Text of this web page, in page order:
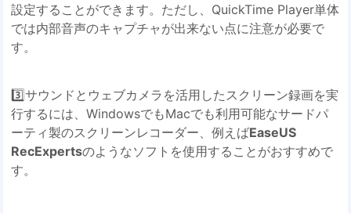
設定することができます。ただし、QuickTime Player単体
では内部音声のキャプチャが出来ない点に注意が必要で
す。
3️⃣サウンドとウェブカメラを活用したスクリーン録画を実
行するには、WindowsでもMacでも利用可能なサードパ
ーティ製のスクリーンレコーダー、例えばEaseUS
RecExpertsのようなソフトを使用することがおすすめで
す。